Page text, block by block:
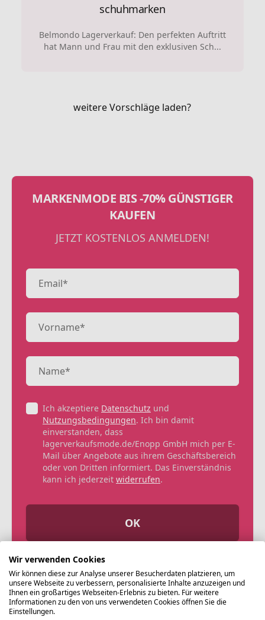
schuhmarken
Belmondo Lagerverkauf: Den perfekten Auftritt
hat Mann und Frau mit den exklusiven Sch...
weitere Vorschläge laden?
MARKENMODE BIS -70% GÜNSTIGER
KAUFEN
JETZT KOSTENLOS ANMELDEN!
Ich akzeptiere Datenschutz und
Nutzungsbedingungen. Ich bin damit
einverstanden, dass
lagerverkaufsmode.de/Enopp GmbH mich per E-
Mail über Angebote aus ihrem Geschäftsbereich
oder von Dritten informiert. Das Einverständnis
kann ich jederzeit widerrufen.
OK
Wir verwenden Cookies
Wir können diese zur Analyse unserer Besucherdaten platzieren, um
unsere Webseite zu verbessern, personalisierte Inhalte anzuzeigen und
Ihnen ein großartiges Webseiten-Erlebnis zu bieten. Für weitere
Informationen zu den von uns verwendeten Cookies öffnen Sie die
Einstellungen.